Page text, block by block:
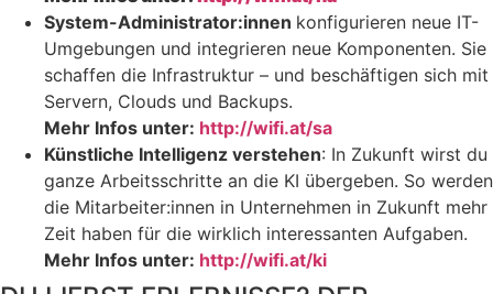
System-Administrator:innen konfigurieren neue IT-
Umgebungen und integrieren neue Komponenten. Sie
schaffen die Infrastruktur – und beschäftigen sich mit
Servern, Clouds und Backups.
Mehr Infos unter: http://wifi.at/sa
Künstliche Intelligenz verstehen: In Zukunft wirst du
ganze Arbeitsschritte an die KI übergeben. So werden
die Mitarbeiter:innen in Unternehmen in Zukunft mehr
Zeit haben für die wirklich interessanten Aufgaben.
Mehr Infos unter: http://wifi.at/ki